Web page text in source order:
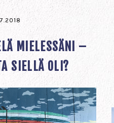
MIELESSÄNI –
SIELLÄ OLI?